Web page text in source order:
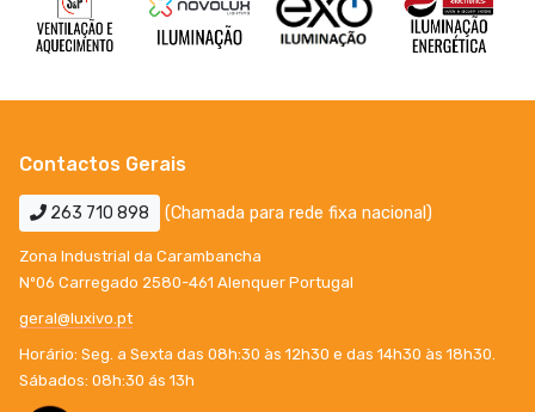
Contactos Gerais
263 710 898 (Chamada para rede fixa nacional)
Zona Industrial da Carambancha
Nº06 Carregado 2580-461 Alenquer Portugal
geral@luxivo.pt
Horário: Seg. a Sexta das 08h:30 às 12h30 e das 14h30 às 18h30.
Sábados: 08h:30 ás 13h